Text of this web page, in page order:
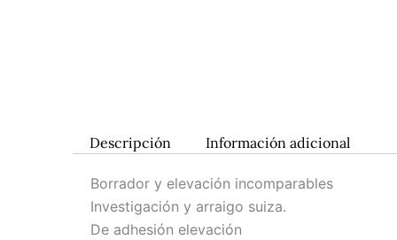
Descripción Información adicional
Borrador y elevación incomparables
Investigación y arraigo suiza.
De adhesión elevación